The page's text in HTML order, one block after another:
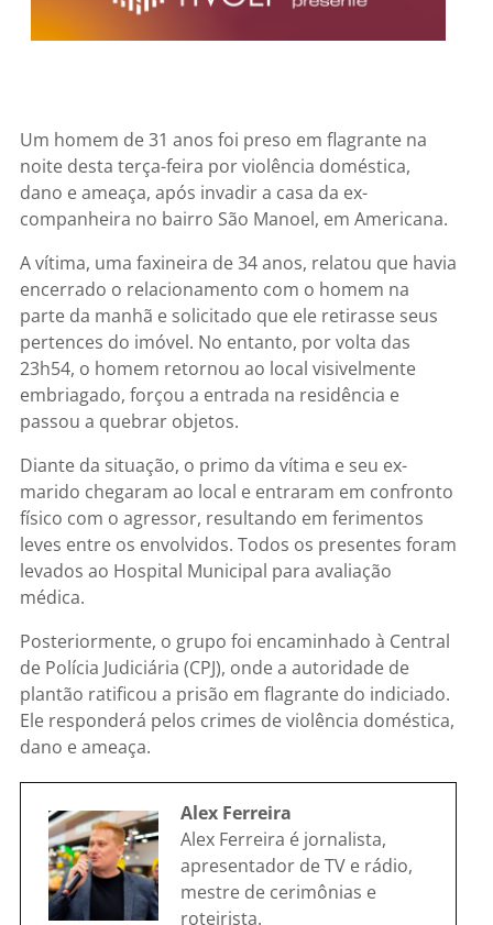
Um homem de 31 anos foi preso em flagrante na
noite desta terça-feira por violência doméstica,
dano e ameaça, após invadir a casa da ex-
companheira no bairro São Manoel, em Americana.
A vítima, uma faxineira de 34 anos, relatou que havia
encerrado o relacionamento com o homem na
parte da manhã e solicitado que ele retirasse seus
pertences do imóvel. No entanto, por volta das
23h54, o homem retornou ao local visivelmente
embriagado, forçou a entrada na residência e
passou a quebrar objetos.
Diante da situação, o primo da vítima e seu ex-
marido chegaram ao local e entraram em confronto
físico com o agressor, resultando em ferimentos
leves entre os envolvidos. Todos os presentes foram
levados ao Hospital Municipal para avaliação
médica.
Posteriormente, o grupo foi encaminhado à Central
de Polícia Judiciária (CPJ), onde a autoridade de
plantão ratificou a prisão em flagrante do indiciado.
Ele responderá pelos crimes de violência doméstica,
dano e ameaça.
Alex Ferreira
Alex Ferreira é jornalista,
apresentador de TV e rádio,
mestre de cerimônias e
roteirista.